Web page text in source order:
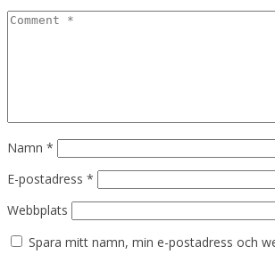
Namn *
E-postadress *
Webbplats
Spara mitt namn, min e-postadress och